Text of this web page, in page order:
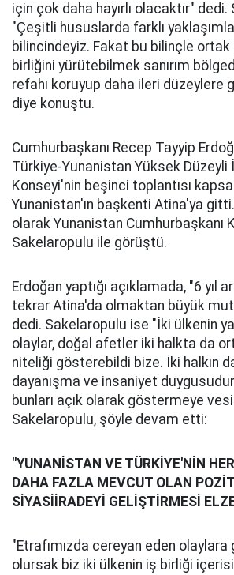
için çok daha hayırlı olacaktır"
"Çeşitli hususlarda farklı
bilincindeyiz. Fakat bu bilinçle ortak
birliğini yürütebilmek sanırım
refahı koruyup daha ileri düzeylere
diye konuştu.
Cumhurbaşkanı Recep Tayyip
Türkiye-Yunanistan Yüksek Düzeyli
Konseyi'nin beşinci toplantısı
Yunanistan'ın başkenti Atina'ya
olarak Yunanistan Cumhurbaşkanı
Sakelaropulu ile görüştü.
Erdoğan yaptığı açıklamada, "6 yıl
tekrar Atina'da olmaktan büyük
dedi. Sakelaropulu ise "İki ülkenin
olaylar, doğal afetler iki halkta da
niteliği gösterebildi bize. İki halkın
dayanışma ve insaniyet
bunları açık olarak göstermeye
Sakelaropulu, şöyle devam etti:
"YUNANİSTAN VE TÜRKİYE'NİN
DAHA FAZLA MEVCUT OLAN
SİYASİİRADEYİ GELİŞTİRMESİ
"Etrafımızda cereyan eden
olursak biz iki ülkenin iş birliği